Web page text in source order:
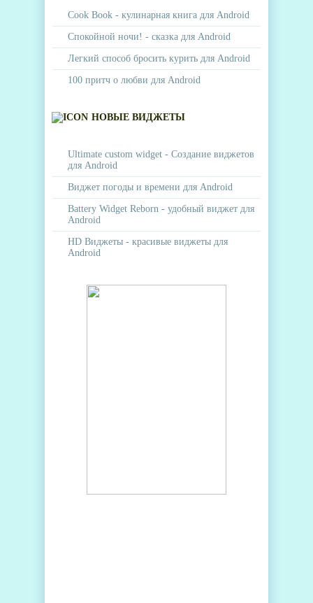
Cook Book - кулинарная книга для Android
Спокойной ночи! - сказка для Android
Легкий способ бросить курить для Android
100 притч о любви для Android
НОВЫЕ ВИДЖЕТЫ
Ultimate custom widget - Создание виджетов
для Android
Виджет погоды и времени для Android
Battery Widget Reborn - удобный виджет для
Android
HD Виджеты - красивые виджеты для
Android